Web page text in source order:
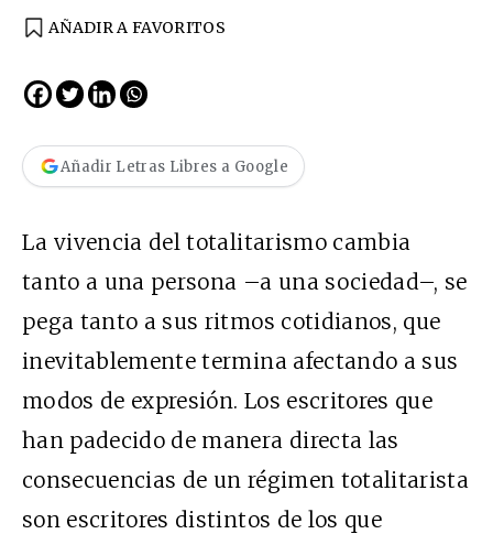
AÑADIR A FAVORITOS
Añadir Letras Libres a Google
La vivencia del totalitarismo cambia
tanto a una persona –a una sociedad–, se
pega tanto a sus ritmos cotidianos, que
inevitablemente termina afectando a sus
modos de expresión. Los escritores que
han padecido de manera directa las
consecuencias de un régimen totalitarista
son escritores distintos de los que